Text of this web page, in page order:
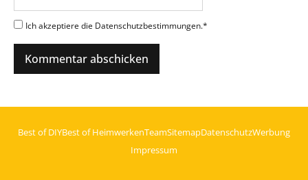
Ich akzeptiere die Datenschutzbestimmungen.*
Best of DIYBest of HeimwerkenTeamSitemapDatenschutzWerbung
Impressum